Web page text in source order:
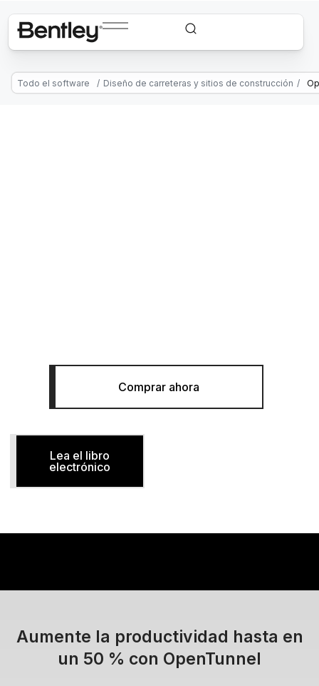
Todo el software / Diseño de carreteras y sitios de construcción /
Comprar ahora
Lea el libro
electrónico
Aumente la productividad hasta en
un 50 % con OpenTunnel